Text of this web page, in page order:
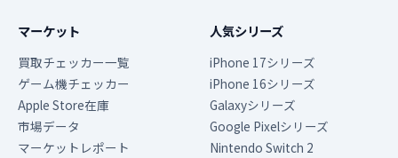
マーケット
買取チェッカー一覧
ゲーム機チェッカー
Apple Store在庫
市場データ
マーケットレポート
人気シリーズ
iPhone 17シリーズ
iPhone 16シリーズ
Galaxyシリーズ
Google Pixelシリーズ
Nintendo Switch 2